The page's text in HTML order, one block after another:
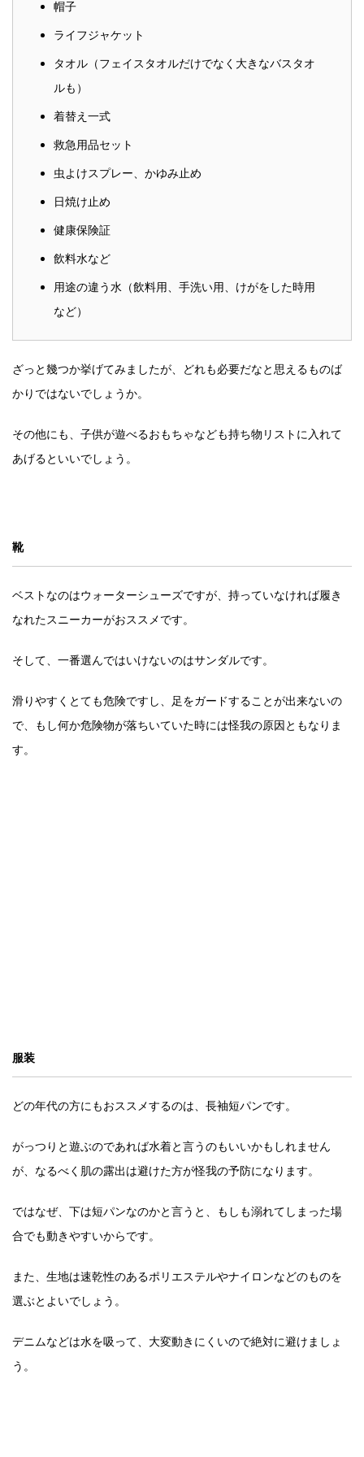
帽子
ライフジャケット
タオル（フェイスタオルだけでなく大きなバスタオ
ルも）
着替え一式
救急用品セット
虫よけスプレー、かゆみ止め
日焼け止め
健康保険証
飲料水など
用途の違う水（飲料用、手洗い用、けがをした時用
など）
ざっと幾つか挙げてみましたが、どれも必要だなと思えるものば
かりではないでしょうか。
その他にも、子供が遊べるおもちゃなども持ち物リストに入れて
あげるといいでしょう。
靴
ベストなのはウォーターシューズですが、持っていなければ履き
なれたスニーカーがおススメです。
そして、一番選んではいけないのはサンダルです。
滑りやすくとても危険ですし、足をガードすることが出来ないの
で、もし何か危険物が落ちいていた時には怪我の原因ともなりま
す。
服装
どの年代の方にもおススメするのは、長袖短パンです。
がっつりと遊ぶのであれば水着と言うのもいいかもしれません
が、なるべく肌の露出は避けた方が怪我の予防になります。
ではなぜ、下は短パンなのかと言うと、もしも溺れてしまった場
合でも動きやすいからです。
また、生地は速乾性のあるポリエステルやナイロンなどのものを
選ぶとよいでしょう。
デニムなどは水を吸って、大変動きにくいので絶対に避けましょ
う。